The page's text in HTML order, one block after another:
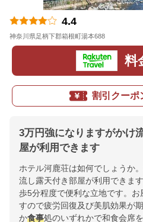
4.4
神奈川県足柄下郡箱根町湯本688
料
割引クーポ
3万円強になりますがかけ
屋が利用できます
ホテル河鹿荘は如何でしょうか
流し露天付き部屋が利用できま
歩5分程度で便利な立地です。
すので疲労回復及び美肌効果が期
か食事処のいずれかで和食会席を